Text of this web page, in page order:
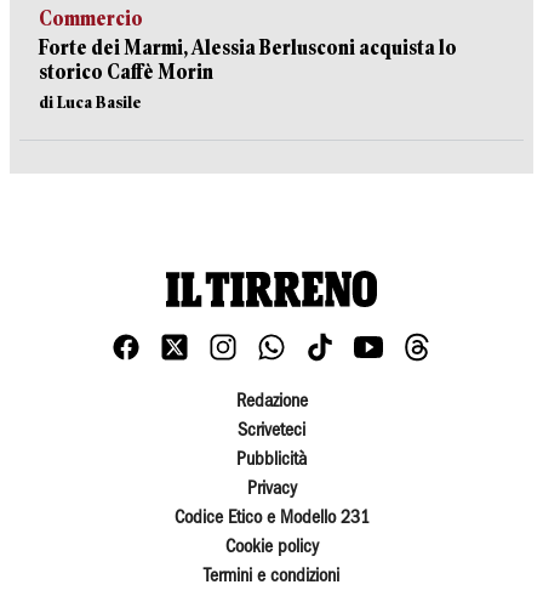
Commercio
Forte dei Marmi, Alessia Berlusconi acquista lo
storico Caffè Morin
di Luca Basile
Redazione
Scriveteci
Pubblicità
Privacy
Codice Etico e Modello 231
Cookie policy
Termini e condizioni